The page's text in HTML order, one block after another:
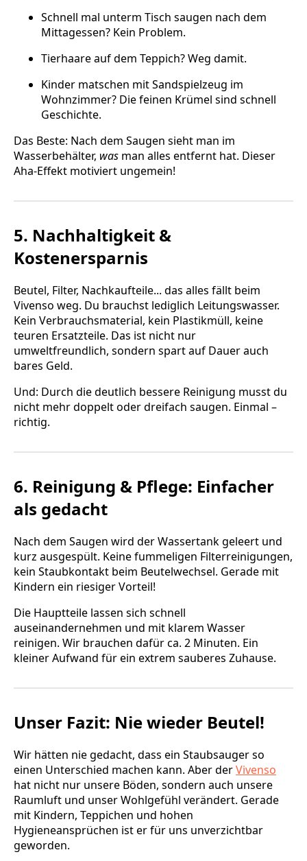
Schnell mal unterm Tisch saugen nach dem
Mittagessen? Kein Problem.
Tierhaare auf dem Teppich? Weg damit.
Kinder matschen mit Sandspielzeug im
Wohnzimmer? Die feinen Krümel sind schnell
Geschichte.
Das Beste: Nach dem Saugen sieht man im
Wasserbehälter, was man alles entfernt hat. Dieser
Aha-Effekt motiviert ungemein!
5. Nachhaltigkeit &
Kostenersparnis
Beutel, Filter, Nachkaufteile... das alles fällt beim
Vivenso weg. Du brauchst lediglich Leitungswasser.
Kein Verbrauchsmaterial, kein Plastikmüll, keine
teuren Ersatzteile. Das ist nicht nur
umweltfreundlich, sondern spart auf Dauer auch
bares Geld.
Und: Durch die deutlich bessere Reinigung musst du
nicht mehr doppelt oder dreifach saugen. Einmal –
richtig.
6. Reinigung & Pflege: Einfacher
als gedacht
Nach dem Saugen wird der Wassertank geleert und
kurz ausgespült. Keine fummeligen Filterreinigungen,
kein Staubkontakt beim Beutelwechsel. Gerade mit
Kindern ein riesiger Vorteil!
Die Hauptteile lassen sich schnell
auseinandernehmen und mit klarem Wasser
reinigen. Wir brauchen dafür ca. 2 Minuten. Ein
kleiner Aufwand für ein extrem sauberes Zuhause.
Unser Fazit: Nie wieder Beutel!
Wir hätten nie gedacht, dass ein Staubsauger so
einen Unterschied machen kann. Aber derVivenso
hat nicht nur unsere Böden, sondern auch unsere
Raumluft und unser Wohlgefühl verändert. Gerade
mit Kindern, Teppichen und hohen
Hygieneansprüchen ist er für uns unverzichtbar
geworden.